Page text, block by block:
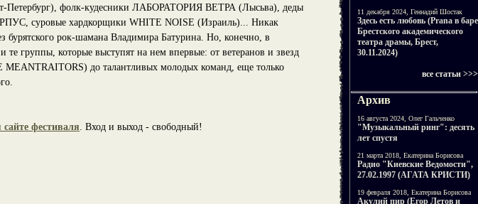
фолк-кудесники ЛАБОРАТОРИЯ ВЕТРА (Лысьва), деды
суровые хардкорщики WHITE NOISE (Израиль)... Никак
бурятского рок-шамана Владимира Батурина. Но, конечно, в
группы, которые выступят на нем впервые: от ветеранов и звезд
до талантливых молодых команд, еще только
фестиваля. Вход и выход - свободный!
11 декабря 2024, Геннадий Шостак
Здесь есть любовь (Prana в баре
Брестского академического
театра драмы, Брест,
30.11.2024)
все статьи >>>
Архив
16 августа 2024, Олег Гальченко
"Музыкальный ринг": десять
лет спустя
21 марта 2018, Екатерина Борисова
Радио "Киевские Ведомости",
27.02.1997 (АГАТА КРИСТИ)
19 февраля 2018, Екатерина Борисова
Акулий пир (Егор Летов и